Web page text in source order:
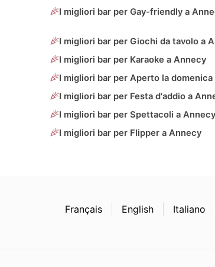
I migliori bar per Gay-friendly a
I migliori bar per Giochi da tavolo a
I migliori bar per Karaoke a Annecy
I migliori bar per Aperto la domenica
I migliori bar per Festa d'addio a
I migliori bar per Spettacoli a Annecy
I migliori bar per Flipper a Annecy
Français English Italiano